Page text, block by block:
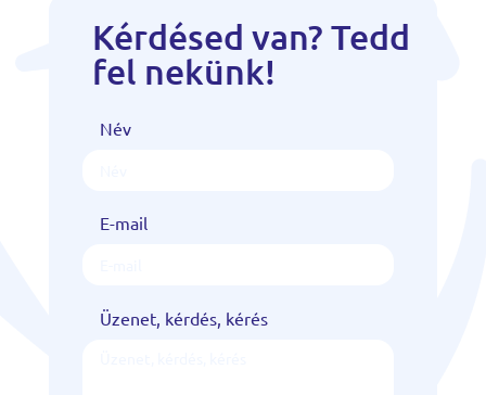
Kérdésed van? Tedd
fel nekünk!
Név
E-mail
Üzenet, kérdés, kérés